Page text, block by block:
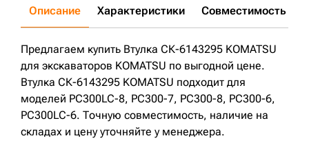
Описание Характеристики Совместимость
Предлагаем купить Втулка СК-6143295 KOMATSU
для экскаваторов KOMATSU по выгодной цене.
Втулка СК-6143295 KOMATSU подходит для
моделей PC300LC-8, PC300-7, PC300-8, PC300-6,
PC300LC-6. Точную совместимость, наличие на
складах и цену уточняйте у менеджера.